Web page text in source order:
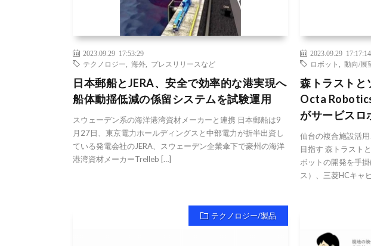
2023.09.29 17:53:29
テクノロジー
海外 プレスリリースなど
日本郵船とJERA、安全で効率的な港実現へ
船体動揺低減の係留システムを試験運用
スウェーデン系の海洋港湾資材メーカーと連携 日本郵船は9
月27日、東京電力ホールディングスと中部電力が折半出資し
ている発電会社のJERA、スウェーデン企業傘下で豪州の海洋
港湾資材メーカーTrelleb […]
2023.09.29 17:17:14
ロボット
,動向/展
森トラストと
Octa
がサービスロ
仙台の複合施設活
目指す 森トラスト
ボットの開発を手
ス）、三菱HCキャ
テクノロジー/製品